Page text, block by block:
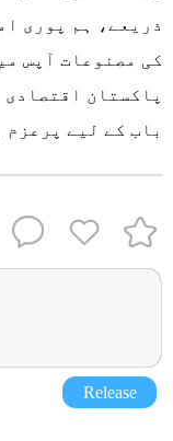
ذریعے، ہم پوری
کی مصنوعات آپس
پاکستان
باب کے لیے پرعزم
Release